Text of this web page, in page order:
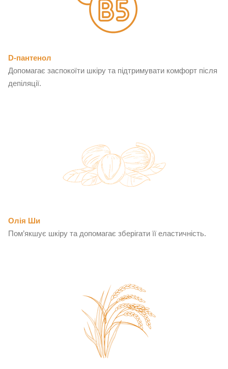
D-пантенол
Допомагає заспокоїти шкіру та підтримувати комфорт після
депіляції.
Олія Ши
Пом’якшує шкіру та допомагає зберігати її еластичність.